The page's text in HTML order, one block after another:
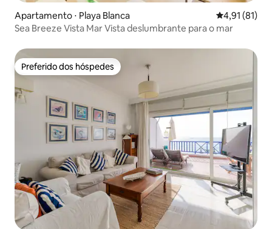
Apartamento ⋅ Playa Blanca 4,91 de uma
4,91 (81)
Sea Breeze Vista Mar Vista deslumbrante para o mar
Preferido dos hóspedes
Preferido dos hóspedes